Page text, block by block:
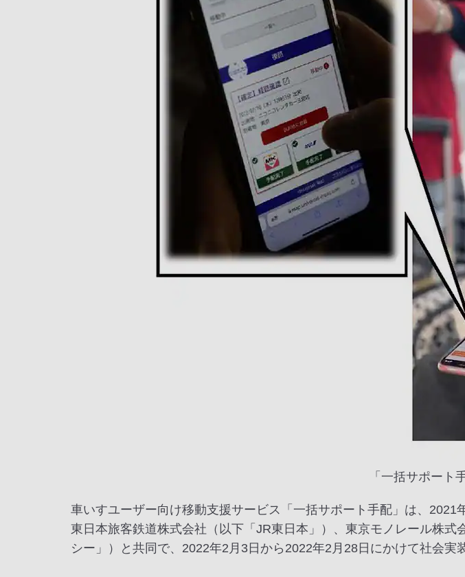
「一括サポート
車いすユーザー向け移動支援サービス「一括サポート手配」は、2021
東日本旅客鉄道株式会社（以下「JR東日本」）、東京モノレール株
シー」）と共同で、2022年2月3日から2022年2月28日にかけて社会実